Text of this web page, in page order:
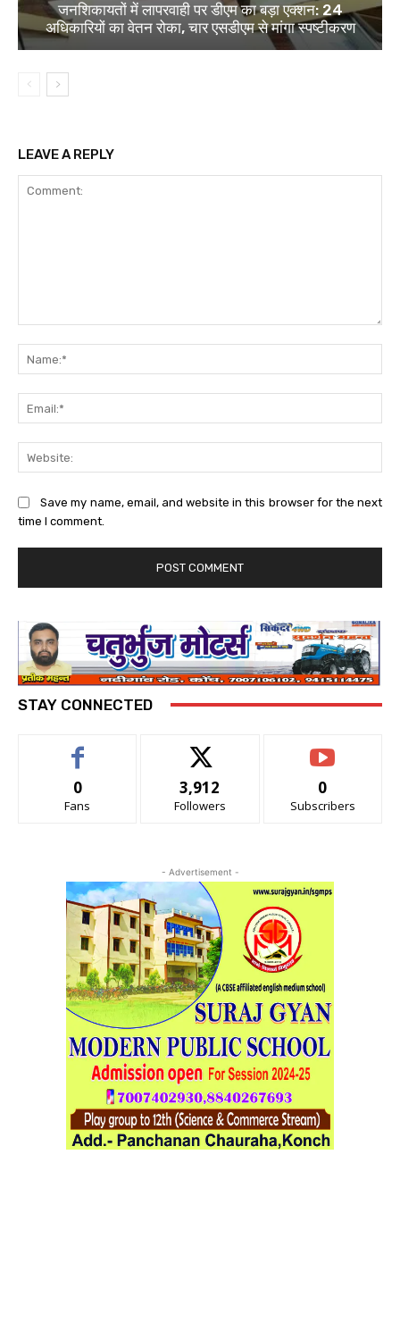
जनशिकायतों में लापरवाही पर डीएम का बड़ा एक्शन: 24
अधिकारियों का वेतन रोका, चार एसडीएम से मांगा स्पष्टीकरण
LEAVE A REPLY
Save my name, email, and website in this browser for the next
time I comment.
STAY CONNECTED
0
Fans
3,912
Followers
0
Subscribers
- Advertisement -